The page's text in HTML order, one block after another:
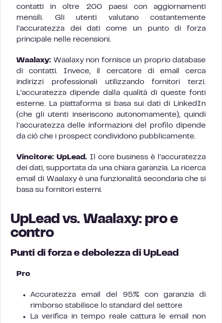
contatti in oltre 200 paesi con aggiornamenti
mensili. Gli utenti valutano costantemente
l’accuratezza dei dati come un punto di forza
principale nelle recensioni.
Waalaxy: Waalaxy non fornisce un proprio database
di contatti. Invece, il cercatore di email cerca
indirizzi professionali utilizzando fornitori terzi.
L’accuratezza dipende dalla qualità di queste fonti
esterne. La piattaforma si basa sui dati di LinkedIn
(che gli utenti inseriscono autonomamente), quindi
l’accuratezza delle informazioni del profilo dipende
da ciò che i prospect condividono pubblicamente.
Vincitore: UpLead.Il core business è l’accuratezza
dei dati, supportata da una chiara garanzia. La ricerca
email di Waalaxy è una funzionalità secondaria che si
basa su fornitori esterni.
UpLead vs. Waalaxy: pro e
contro
Punti di forza e debolezza di UpLead
Pro
Accuratezza email del 95% con garanzia di
rimborso stabilisce lo standard del settore
La verifica in tempo reale cattura le email non